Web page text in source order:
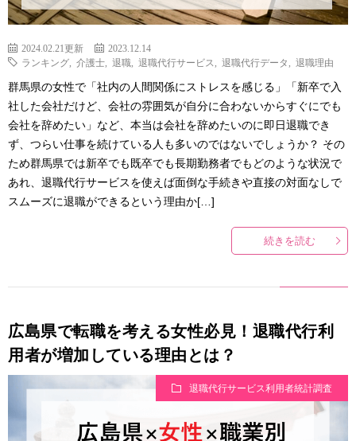
2024.02.21更新
2023.12.14
ランキング
介護士 退職 退職代行サービス 退職代行データ 退職理由
群馬県の女性で「社内の人間関係にストレスを感じる」「新卒で入
社した会社だけど、会社の雰囲気が自分に合わないからすぐにでも
会社を辞めたい」など、本当は会社を辞めたいのに即日退職でき
ず、つらい仕事を続けている人も多いのではないでしょうか？ その
ため群馬県では新卒でも既卒でも長期勤務者でもどのような状況で
あれ、退職代行サービスを使えば面倒な手続きや直接の対面なしで
スムーズに退職ができるという理由か[…]
続きを読む
広島県で転職を考える女性必見！退職代行利
用者が増加している理由とは？
退職代行サービス利用者統計調査